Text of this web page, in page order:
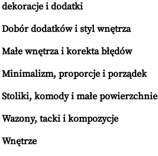
dekoracje i dodatki
Dobór dodatków i styl wnętrza
Małe wnętrza i korekta błędów
Minimalizm, proporcje i porządek
Stoliki, komody i małe powierzchnie
Wazony, tacki i kompozycje
Wnętrze